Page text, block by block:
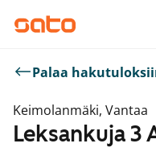
Palaa
Keimolanmäki, Vantaa
Leksankuja 3